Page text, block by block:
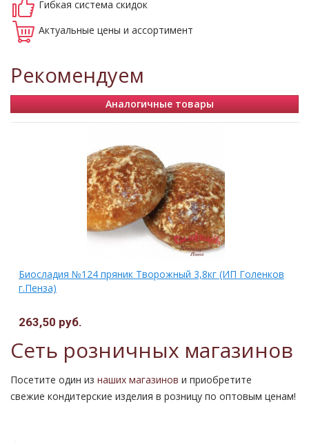
Гибкая система скидок
Актуальные цены и ассортимент
Рекомендуем
Аналогичные товары
Биосладия №124 пряник Творожный 3,8кг (ИП Голенков
г.Пенза)
263,50 руб.
Сеть розничных магазинов
Посетите один из наших магазинов и приобретите
свежие кондитерские изделия в розницу по оптовым ценам!